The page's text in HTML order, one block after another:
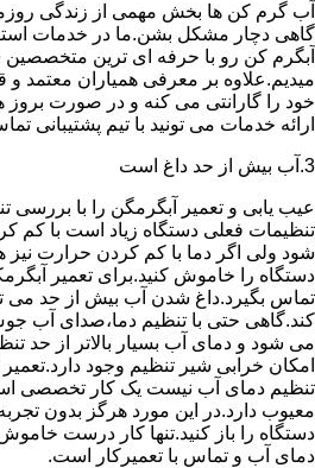
آب گرم کن ها بخش مهمی از زندگی
گاهی دچار مشکل بشن.ما در خدمات
آبگرم کن رو با حرفه ای ترین متخصصین
میدیم.علاوه بر معرفی همیاران
خود را گارانتی می کنه و در صورت
ارائه خدمات می تونید با تیم پشتیبانی
3.آب بیش از حد داغ است
عیب یابی و تعمیر آبگرمگن را با بررسی
تنظیمات فعلی دستگاه زیاد است با
شود ولی اگر دما با کم کردن حرارت نیز
دستگاه را خاموش کنید.برای تعمیر
تماس بگیرد.داغ شدن آب بیش از حد می
کند.گاهی حتی با تنظیم دما،صدای آب
می شود و دمای آب بسیار بالاتر از حد
امکان خرابی شیر تنظیم وجود
تنظیم دمای آب نیست یک کار تخصصی
معیوب دارد.در این مورد هرگز بدون
دستگاه را باز کنید.تنها کار درست
دمای آب و تماس با تعمیرکار است.